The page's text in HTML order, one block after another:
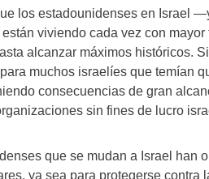
los estadounidenses en Israel
viviendo cada vez con
alcanzar máximos históricos.
muchos israelíes que temían
consecuencias de gran
sin fines de lucro
que se mudan a Israel han
ya sea para protegerse